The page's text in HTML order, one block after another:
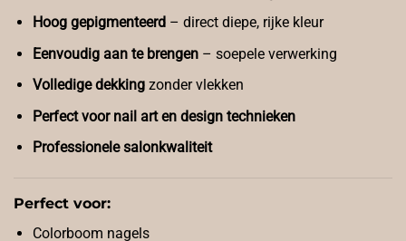
Hoog gepigmenteerd– direct diepe, rijke kleur
Eenvoudig aan te brengen– soepele verwerking
Volledige dekkingzonder vlekken
Perfect voor nail art en design technieken
Professionele salonkwaliteit
Perfect voor:
Colorboom nagels